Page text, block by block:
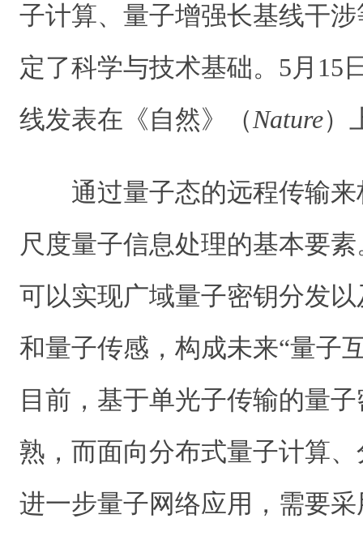
子计算、量子增强长基线干
定了科学与技术基础。5月15
线发表在《自然》（Nature）
通过量子态的远程传输
尺度量子信息处理的基本要
可以实现广域量子密钥分发
和量子传感，构成未来“量子
目前，基于单光子传输的量
熟，而面向分布式量子计算
进一步量子网络应用，需要